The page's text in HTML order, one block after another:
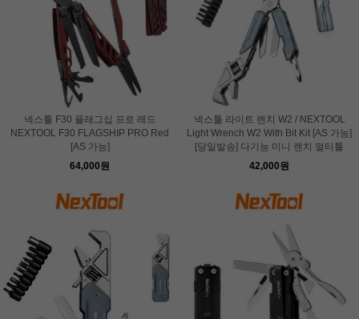
넥스툴 F30 플래그십 프로 레드
NEXTOOL F30 FLAGSHIP PRO Red
[AS 가능]
64,000원
넥스툴 라이트 렌치 W2 / NEXTOOL
Light Wrench W2 With Bit Kit [AS 가능]
[당일발송] 다기능 미니 렌치 멀티툴
42,000원